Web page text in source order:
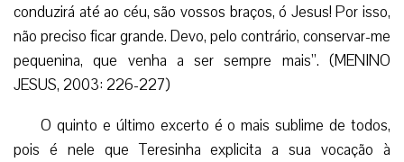
conduzirá até ao céu, são vossos braços, ó Jesus! Por isso,
não preciso ficar grande. Devo, pelo contrário, conservar-me
pequenina, que venha a ser sempre mais”. (MENINO
JESUS, 2003: 226-227)
O quinto e último excerto é o mais sublime de todos,
pois é nele que Teresinha explicita a sua vocação à